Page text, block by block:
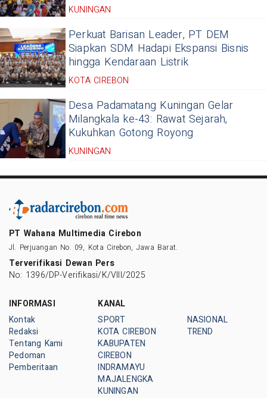
KUNINGAN
Perkuat Barisan Leader, PT DEM
Siapkan SDM Hadapi Ekspansi Bisnis
hingga Kendaraan Listrik
KOTA CIREBON
Desa Padamatang Kuningan Gelar
Milangkala ke-43: Rawat Sejarah,
Kukuhkan Gotong Royong
KUNINGAN
PT Wahana Multimedia Cirebon
Jl. Perjuangan No. 09, Kota Cirebon, Jawa Barat.
Terverifikasi Dewan Pers
No: 1396/DP-Verifikasi/K/VIII/2025
INFORMASI
Kontak
Redaksi
Tentang Kami
Pedoman
Pemberitaan
KANAL
SPORT
KOTA CIREBON
KABUPATEN
CIREBON
INDRAMAYU
MAJALENGKA
KUNINGAN
NASIONAL
TREND